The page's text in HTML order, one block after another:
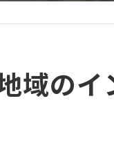
域のイ